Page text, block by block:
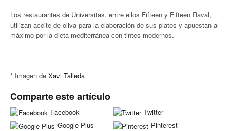
Los restaurantes de Universitas, entre ellos Fifteen y Fifteen Raval,
utilizan aceite de oliva para la elaboración de sus platos y apuestan al
máximo por la dieta mediterránea con tintes modernos.
* Imagen de Xavi Talleda
Comparte este artículo
Facebook
Twitter
Google Plus
Pinterest